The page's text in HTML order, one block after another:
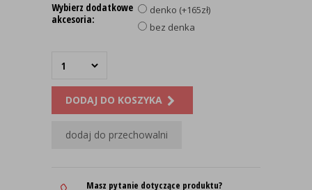
Wybierz dodatkowe
akcesoria:
denko (+165zł)
bez denka
DODAJ DO KOSZYKA
dodaj do przechowalni
Masz pytanie dotyczące produktu?